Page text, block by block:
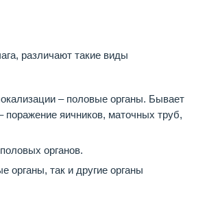
различают такие виды
– половые органы. Бывает
поражение яичников, маточных труб,
органов.
органы, так и другие органы